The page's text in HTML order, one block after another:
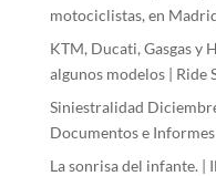
motociclistas, en
KTM, Ducati, Gasgas y
algunos modelos | Ride
Siniestralidad
Documentos e Informes
La sonrisa del infante. |